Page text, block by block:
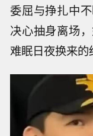
委屈与挣扎中
决心抽身离场
难眠日夜换来的